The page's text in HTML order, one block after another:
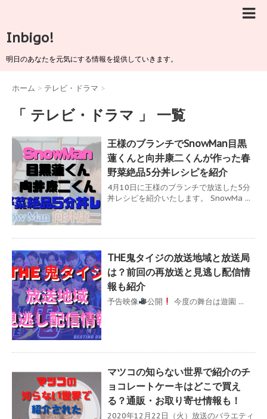
Inbigo!
明日のあなたを元気にする情報を提供していきます。
ホーム > テレビ・ドラマ >
「 テレビ・ドラマ 」 一覧
王様のブランチでSnowMan目黒
蓮くんと向井康二くんが作った春
野菜絶品5分丼レシピを紹介
4月10日に王様のブランチで放送した5分
丼レシピを紹介いたします。 SnowMa ...
THE鬼タイジの放送地域と放送局
は？前回の再放送と見逃し配信情
報も紹介
予告映像 公開 今度の舞台は遊園 ...
マツコの知らない世界で紹介のチ
ョコレートケーキはどこで買え
る？通販・お取り寄せ情報も！
2020年12月22日（火）放送のバラエティ